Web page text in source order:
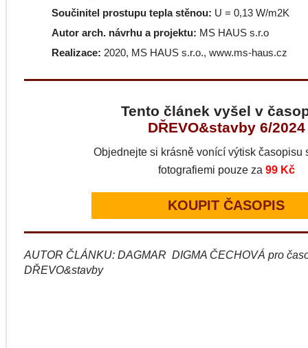
Součinitel prostupu tepla stěnou: U = 0,13 W/m2K
Autor arch. návrhu a projektu: MS HAUS s.r.o
Realizace: 2020, MS HAUS s.r.o., www.ms-haus.cz
Tento článek vyšel v
DŘEVO&stavby 6/2024
Objednejte si krásně vonící výtisk časopisu
fotografiemi pouze za 99 Kč
KOUPIT ČASOPIS
AUTOR ČLÁNKU: DAGMAR DIGMA ČECHOVÁ pro
DŘEVO&stavby